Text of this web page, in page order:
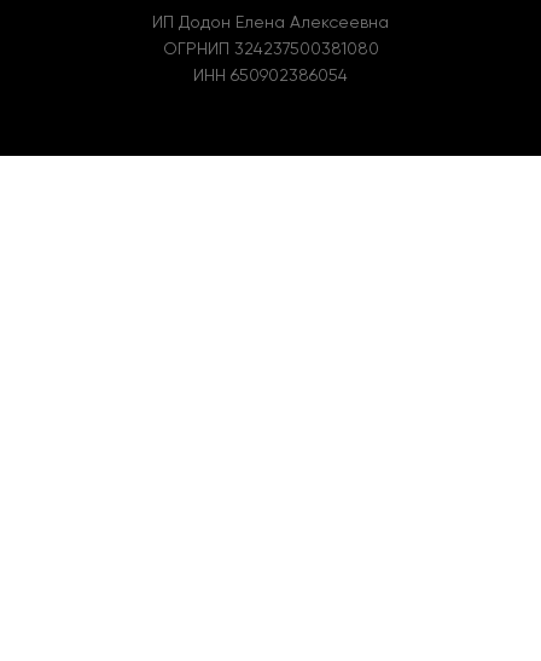
ИП Додон Елена Алексеевна
ОГРНИП 324237500381080
ИНН 650902386054